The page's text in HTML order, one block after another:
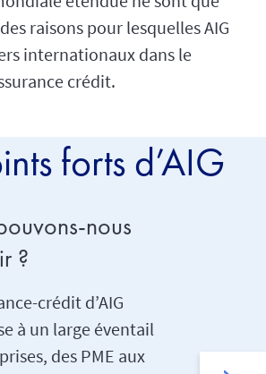
raisons pour lesquelles AIG
internationaux dans le
crédit.
forts d’AIG
nous
?
crédit d’AIG
à un large éventail
des PME aux